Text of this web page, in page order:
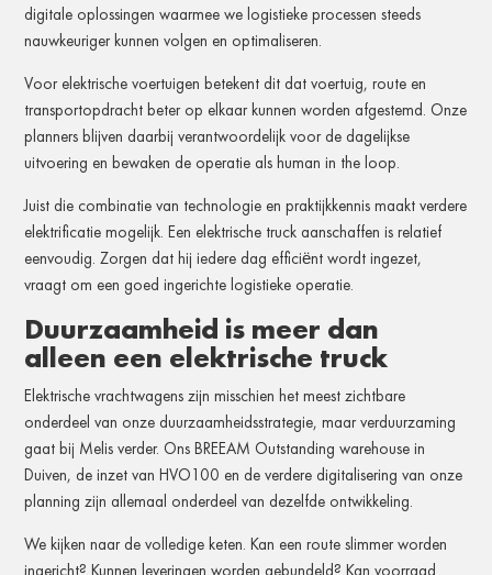
digitale oplossingen waarmee we logistieke processen steeds
nauwkeuriger kunnen volgen en optimaliseren.
Voor elektrische voertuigen betekent dit dat voertuig, route en
transportopdracht beter op elkaar kunnen worden afgestemd. Onze
planners blijven daarbij verantwoordelijk voor de dagelijkse
uitvoering en bewaken de operatie als human in the loop.
Juist die combinatie van technologie en praktijkkennis maakt verdere
elektrificatie mogelijk. Een elektrische truck aanschaffen is relatief
eenvoudig. Zorgen dat hij iedere dag efficiënt wordt ingezet,
vraagt om een goed ingerichte logistieke operatie.
Duurzaamheid is meer dan
alleen een elektrische truck
Elektrische vrachtwagens zijn misschien het meest zichtbare
onderdeel van onze duurzaamheidsstrategie, maar verduurzaming
gaat bij Melis verder. Ons BREEAM Outstanding warehouse in
Duiven, de inzet van HVO100 en de verdere digitalisering van onze
planning zijn allemaal onderdeel van dezelfde ontwikkeling.
We kijken naar de volledige keten. Kan een route slimmer worden
ingericht? Kunnen leveringen worden gebundeld? Kan voorraad